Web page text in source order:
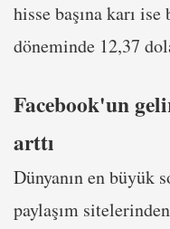
hisse başına karı ise
döneminde 12,37
Facebook'un
arttı
Dünyanın en büyük
paylaşım